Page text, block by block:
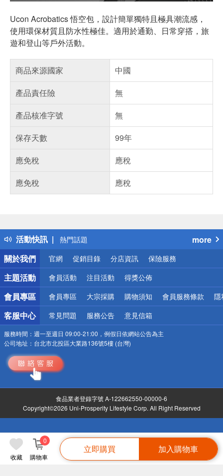
收藏 購物車
0
立即購買 加入購物車
Ucon Acrobatics 悟空包，設計簡單獨特且極具潮流感，
使用環保材質且防水性極佳。適用於通勤、日常穿搭，旅
遊和登山等戶外活動。
商品來源國家
中國
產品責任險
無
產品核准字號
無
保存天數
99年
應免稅
應稅
應免稅
應稅
活動快訊
得獎公告
熱門話題
銀行優惠
偏遠地區配送
詐騙網頁！請小心！
more
關於我們
官網 促銷目錄 分店資訊 保險服務
主題活動 會員活動 注目活動 得獎公佈
會員專區 會員專區 大宗採購 購物須知 會員服務條款 隱
客服中心 常見問題 服務公告 意見信箱
服務時間： 週一至週日 09:00-21:00，例假日依網站公告為主
公司地址： 台北市北投區大業路136號5樓 (台灣)
食品業者登錄字號 A-122662550-00000-6
Copyright©2026 Uni-Prosperity Lifestyle Corp. All Right Reserved